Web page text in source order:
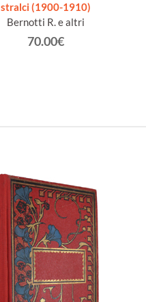
stralci (1900-1910)
Bernotti R. e altri
70.00€